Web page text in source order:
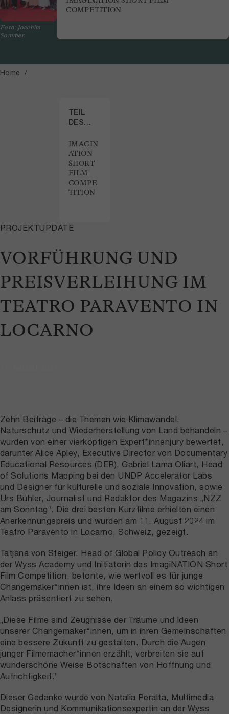
Foto: Joachim
Sommer
COMPETITION
Home
VORFÜHRUNG UND
PREISVERLEIHUNG IM
TEATRO PARAVENTO IN
LOCARNO
PROJEKTUPDATE
TEIL
DES
IMAGIN
ATION
SHORT
FILM
COMPE
TITION
Zehn Beiträge – die Themen wie Klimawandel,
Naturschutz und Wiederherstellung von Land behandeln –
wurden von einer vierköpfigen Expert*innenjury bewertet,
darunter Alice Apley, Executive Director von Documentary
Educational Resources (DER), Gabriel Lama Oliart, Head
of Solutions Mapping bei den UNDP Accelerator Labs
und Designer für kulturelle und soziale Innovation, sowie
Urs Bühler, Journalist und Redaktor des Magazins „NZZ
am Sonntag“. Die drei besten Kurzfilme erhielten einen
Anerkennungspreis und wurden am 11. August 2024 im
Teatro Paravento in Locarno, Schweiz, gezeigt.
Tatjana von Steiger, Head of Global Policy Outreach an
der Wyss Academy und Initiatorin des ImagiNATION Short
Film Competition, betonte, wie wertvoll es für junge
Changemaker*innen ist, ihre Ideen an einem so wichtigen
Anlass präsentiert zu sehen.
„Diese Filme sind Zeugnisse der Träume und Ideen
unserer Changemaker*innen, um in ihren Gemeinschaften
eine bessere Zukunft zu gestalten. Durch die Augen
junger Filmemacher*innen erzählt, verbreiten sie auf
wunderschöne Weise Botschaften von Hoffnung und
Aufrichtigkeit.“
Dieser Gedanke wurde von Natalia Peralta, Multimedia
Designerin und Kommunikationsexpertin an der Wyss